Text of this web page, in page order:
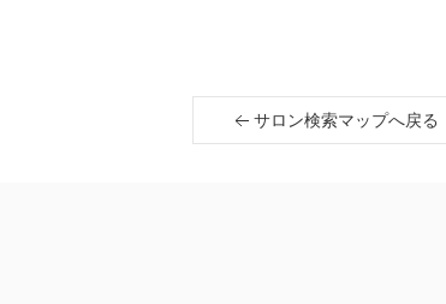
サロン検索マップへ戻る